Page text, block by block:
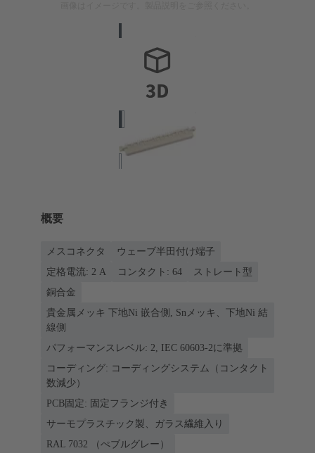
概要
メスコネクタ
ウェーブ半田付け端子
定格電流: ‌2 A
コンタクト: 64
ストレート型
銅合金
貴金属メッキ 下地Ni 嵌合側, Snメッキ、下地Ni 結
線側
パフォーマンスレベル: 2, IEC 60603-2に準拠
コーディング: コーディングシステム（コンタクト
数減少）
PCB固定: 固定フランジ付き
サーモプラスチック製、ガラス繊維入り
RAL 7032 （ぺブルグレー）